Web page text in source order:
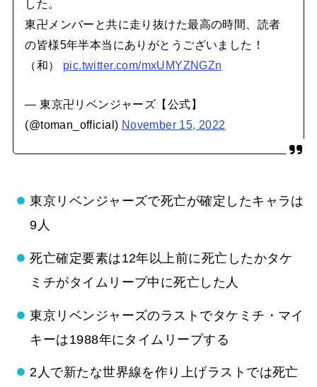
した。
東卍メンバーと共に走り抜けた最高の時間、読者
の皆様5年半本当にありがとうございました！
（和） pic.twitter.com/mxUMYZNGZn
— 東京卍リベンジャーズ【公式】
(@toman_official) November 15, 2022
東京リベンジャーズで死亡が確定したキャラは
9人
死亡確定要素は12年以上前に死亡したかタケ
ミチがタイムリープ中に死亡した人
東京リベンジャーズのラストでタケミチ・マイ
キーは1988年にタイムリープする
2人で新たな世界線を作り上げラストでは死亡